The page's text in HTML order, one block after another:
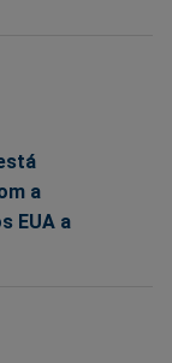
a
EUA a